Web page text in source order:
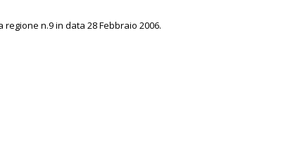
n.9 in data 28 Febbraio 2006.